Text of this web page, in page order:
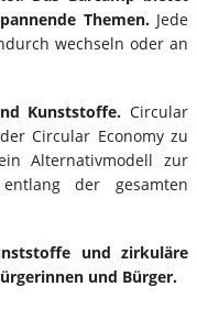
Themen.Jede
wechseln oder an
Kunststoffe. Circular
Circular Economy zu
Alternativmodell zur
der gesamten
und zirkuläre
und Bürger.